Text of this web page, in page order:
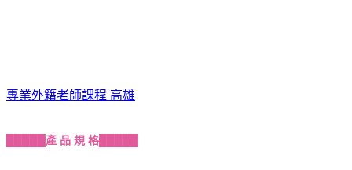
專業外籍老師課程 高雄
產 品 規 格